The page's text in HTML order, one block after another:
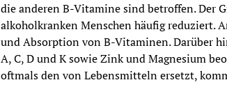
die anderen B-Vitamine sind betroffen. Der
alkoholkranken Menschen häufig reduziert.
und Absorption von B-Vitaminen. Darüber
A, C, D und K sowie Zink und Magnesium
oftmals den von Lebensmitteln ersetzt,